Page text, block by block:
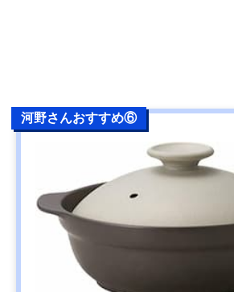
河野さんおすすめ⑥